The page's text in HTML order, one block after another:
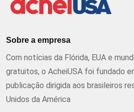
Sobre a empresa
Com notícias da Flórida, EUA e
gratuitos, o AcheiUSA foi fundado
publicação dirigida aos brasileiros
Unidos da América